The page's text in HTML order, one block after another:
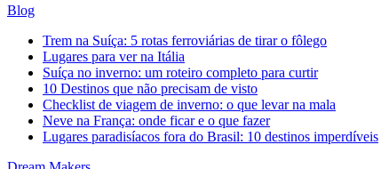
Blog
Trem na Suíça: 5 rotas ferroviárias de tirar o fôlego
Lugares para ver na Itália
Suíça no inverno: um roteiro completo para curtir
10 Destinos que não precisam de visto
Checklist de viagem de inverno: o que levar na mala
Neve na França: onde ficar e o que fazer
Lugares paradisíacos fora do Brasil: 10 destinos imperdíveis